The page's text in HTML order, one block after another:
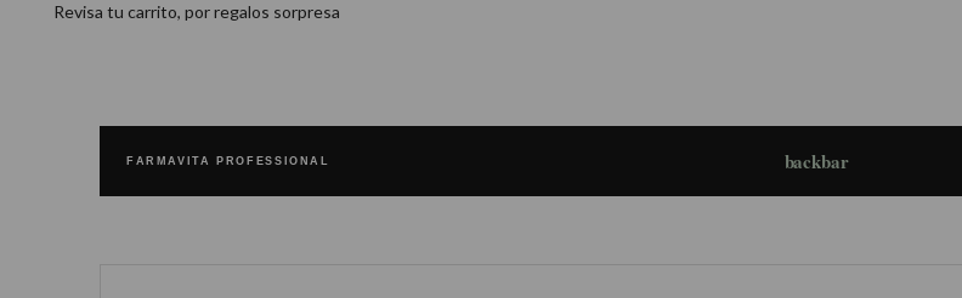
Revisa tu carrito, por regalos sorpresa
FARMAVITA PROFESSIONAL backbar